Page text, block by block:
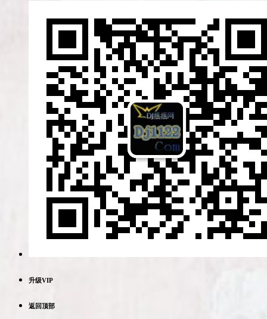
升级VIP
返回顶部